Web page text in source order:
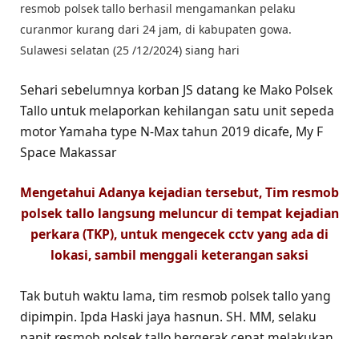
resmob polsek tallo berhasil mengamankan pelaku
curanmor kurang dari 24 jam, di kabupaten gowa.
Sulawesi selatan (25 /12/2024) siang hari
Sehari sebelumnya korban JS datang ke Mako Polsek
Tallo untuk melaporkan kehilangan satu unit sepeda
motor Yamaha type N-Max tahun 2019 dicafe, My F
Space Makassar
Mengetahui Adanya kejadian tersebut, Tim resmob
polsek tallo langsung meluncur di tempat kejadian
perkara (TKP), untuk mengecek cctv yang ada di
lokasi, sambil menggali keterangan saksi
Tak butuh waktu lama, tim resmob polsek tallo yang
dipimpin. Ipda Haski jaya hasnun. SH. MM, selaku